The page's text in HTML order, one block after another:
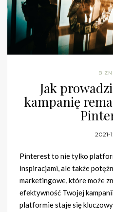
Jak
kampanię
2021-
Pinterest to nie tylko
inspiracjami, ale także
marketingowe, które może
efektywność Twojej
platformie staje się